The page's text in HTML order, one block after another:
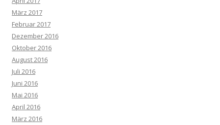
März 2017
Februar 2017
Dezember 2016
Oktober 2016
August 2016
Juli 2016
Juni 2016
Mai 2016
April 2016
März 2016